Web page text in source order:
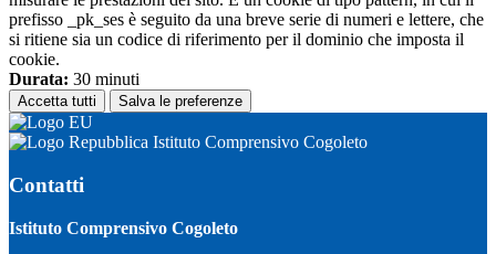
prefisso _pk_ses è seguito da una breve serie di numeri e lettere, che
si ritiene sia un codice di riferimento per il dominio che imposta il
cookie.
Durata: 30 minuti
Accetta tutti Salva le preferenze
Istituto Comprensivo Cogoleto
Contatti
Istituto Comprensivo Cogoleto